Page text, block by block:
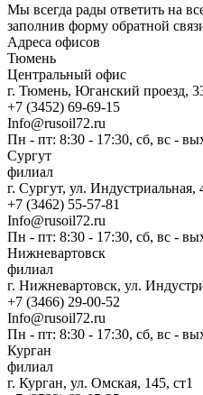
Мы всегда рады ответить на
заполнив форму обратной
Адреса офисов
Тюмень
Центральный офис
г. Тюмень, Юганский проезд,
+7 (3452) 69-69-15
Info@rusoil72.ru
Пн - пт: 8:30 - 17:30, сб, вс -
Сургут
филиал
г. Сургут, ул. Индустриальная,
+7 (3462) 55-57-81
Info@rusoil72.ru
Пн - пт: 8:30 - 17:30, сб, вс -
Нижневартовск
филиал
г. Нижневартовск, ул.
+7 (3466) 29-00-52
Info@rusoil72.ru
Пн - пт: 8:30 - 17:30, сб, вс -
Курган
филиал
г. Курган, ул. Омская, 145, ст1